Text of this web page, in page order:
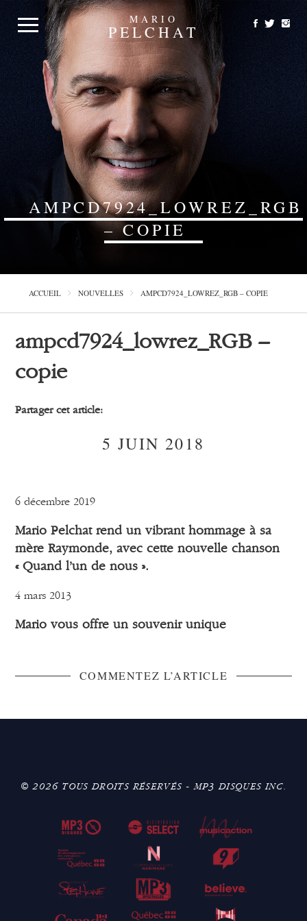
MARIO
PELCHAT
AMPCD7924_LOWREZ_RGB
– COPIE
ACCUEIL NOUVELLES AMPCD7924_LOWREZ_RGB – COPIE
ampcd7924_lowrez_RGB –
copie
Partager cet article:
5 JUIN 2018
6 décembre 2019
Mario Pelchat rend un vibrant hommage à sa
mère Raymonde, avec cette nouvelle chanson
« Quand l’un de nous ».
4 mars 2013
Mario vous offre un souvenir unique
COMMENTEZ L’ARTICLE
© 2026 TOUS DROITS RÉSERVÉS - MP3 DISQUES INC.